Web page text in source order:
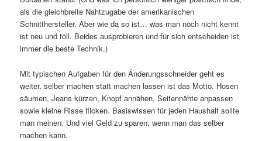
als die gleichbreite Nahtzugabe der amerikanischen
Schnitthersteller. Aber wie da so ist… was man noch nicht kennt
ist neu und toll. Beides ausprobieren und für sich entscheiden ist
immer die beste Technik.)
Mit typischen Aufgaben für den Änderungsschneider geht es
weiter, selber machen statt machen lassen ist das Motto. Hosen
säumen, Jeans kürzen, Knopf annähen, Seitennähte anpassen
sowie kleine Risse flicken. Basiswissen für jeden Haushalt sollte
man meinen. Und viel Geld zu sparen, wenn man das selber
machen kann.